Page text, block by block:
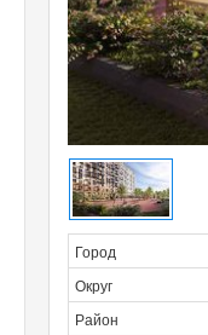
Город
Округ
Район